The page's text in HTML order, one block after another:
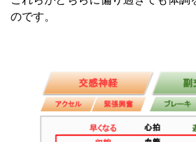
のです。